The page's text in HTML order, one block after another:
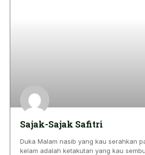
Sajak-Sajak Safitri
Duka Malam nasib yang kau serahkan
kelam adalah ketakutan yang kau